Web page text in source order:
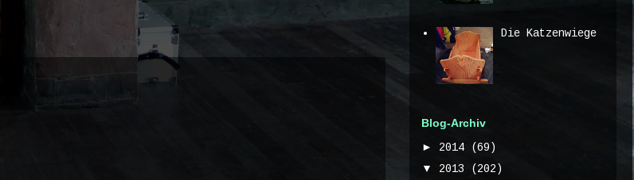
Die Katzenwiege
Blog-Archiv
► 2014
(69)
▼ 2013
(202)